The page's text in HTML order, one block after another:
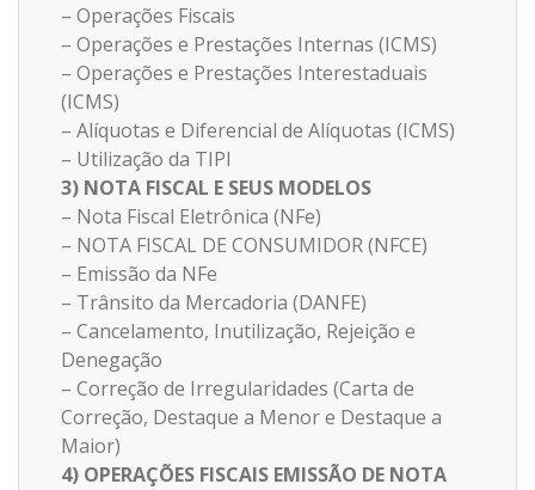
– Operações Fiscais
– Operações e Prestações Internas (ICMS)
– Operações e Prestações Interestaduais
(ICMS)
– Alíquotas e Diferencial de Alíquotas (ICMS)
– Utilização da TIPI
3) NOTA FISCAL E SEUS MODELOS
– Nota Fiscal Eletrônica (NFe)
– NOTA FISCAL DE CONSUMIDOR (NFCE)
– Emissão da NFe
– Trânsito da Mercadoria (DANFE)
– Cancelamento, Inutilização, Rejeição e
Denegação
– Correção de Irregularidades (Carta de
Correção, Destaque a Menor e Destaque a
Maior)
4) OPERAÇÕES FISCAIS EMISSÃO DE NOTA